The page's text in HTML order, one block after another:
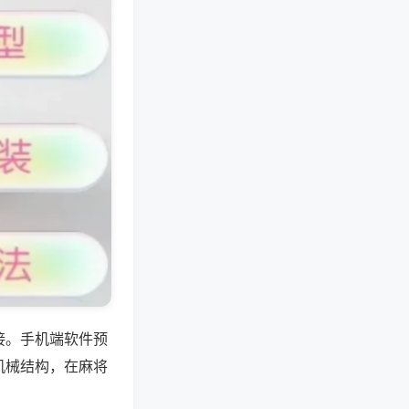
。手机端软件预
械结构，在麻将